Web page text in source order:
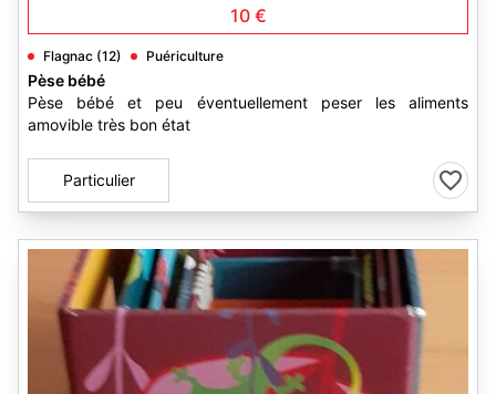
10 €
Flagnac (12) Puériculture
Pèse bébé
Pèse bébé et peu éventuellement peser les aliments
amovible très bon état
Particulier